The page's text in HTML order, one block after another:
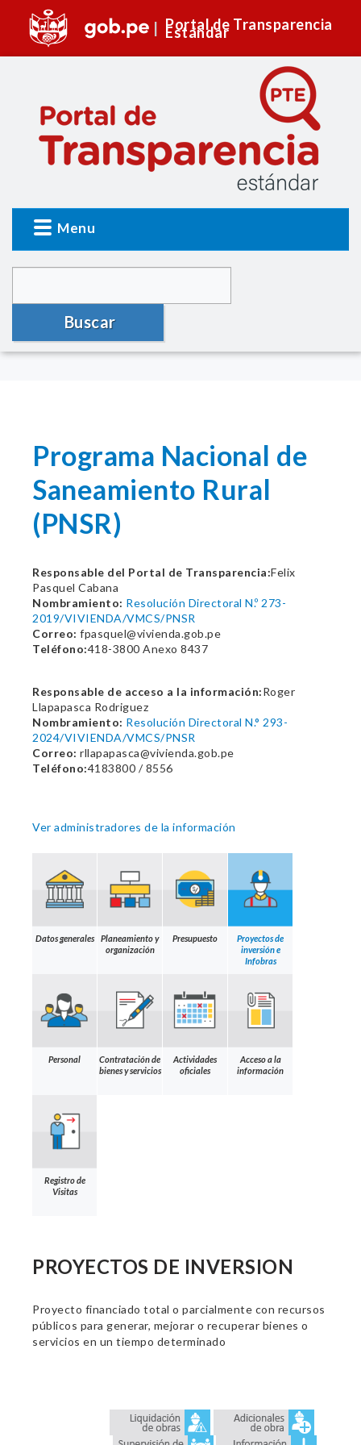
Portal de Transparencia
Estándar
Menu
Buscar
Programa Nacional de
Saneamiento Rural
(PNSR)
Responsable del Portal de Transparencia:Felix
Pasquel Cabana
Nombramiento: Resolución Directoral N.º 273-
2019/VIVIENDA/VMCS/PNSR
Correo: fpasquel@vivienda.gob.pe
Teléfono:418-3800 Anexo 8437
Responsable de acceso a la información:Roger
Llapapasca Rodriguez
Nombramiento: Resolución Directoral N.° 293-
2024/VIVIENDA/VMCS/PNSR
Correo: rllapapasca@vivienda.gob.pe
Teléfono:4183800 / 8556
Ver administradores de la información
Datos generales
Planeamiento y
organización
Presupuesto
Proyectos de
inversión e
Infobras
Personal
Contratación de
bienes y servicios
Actividades
oficiales
Acceso a la
información
Registro de
Visitas
PROYECTOS DE INVERSION
Proyecto financiado total o parcialmente con recursos
públicos para generar, mejorar o recuperar bienes o
servicios en un tiempo determinado